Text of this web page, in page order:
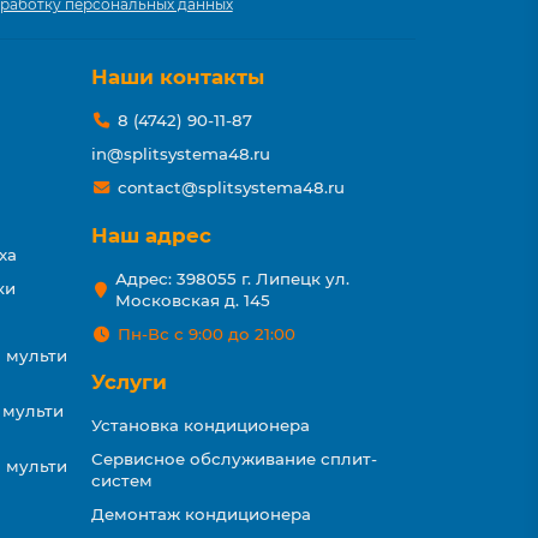
персональных данных
мульти
мульти
Наши контакты
8 (4742) 90-11-87
in@splitsystema48.ru
contact@splitsystema48.ru
Наш адрес
Адрес: 398055 г. Липецк ул.
Московская д. 145
Пн-Вс с 9:00 до 21:00
Услуги
Установка кондиционера
Сервисное обслуживание сплит-
систем
Демонтаж кондиционера